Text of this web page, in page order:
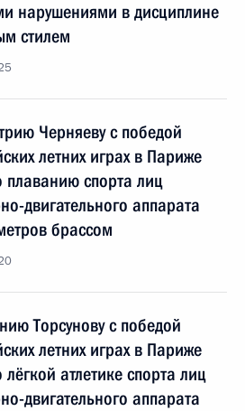
нарушениями в дисциплине
стилем
Черняеву с победой
летних играх в Париже
плаванию спорта лиц
двигательного аппарата
брассом
Торсунову с победой
летних играх в Париже
атлетике спорта лиц
двигательного аппарата